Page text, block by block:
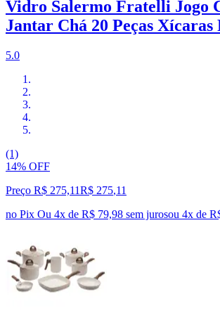
Vidro Salermo Fratelli Jogo
Jantar Chá 20 Peças Xícaras
5.0
(1)
14% OFF
Preço R$ 275,11R$ 275,11
no Pix Ou 4x de R$ 79,98 sem jurosou 4x de